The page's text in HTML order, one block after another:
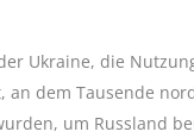
Ukraine, die
an dem Tausende
um Russland